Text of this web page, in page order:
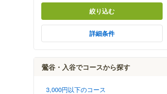
絞り込む
詳細条件
鶯谷・入谷でコースから探す
3,000円以下のコース